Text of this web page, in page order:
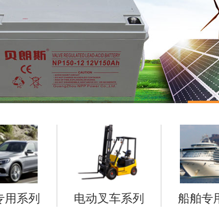
用系列 电动叉车系列 船舶专